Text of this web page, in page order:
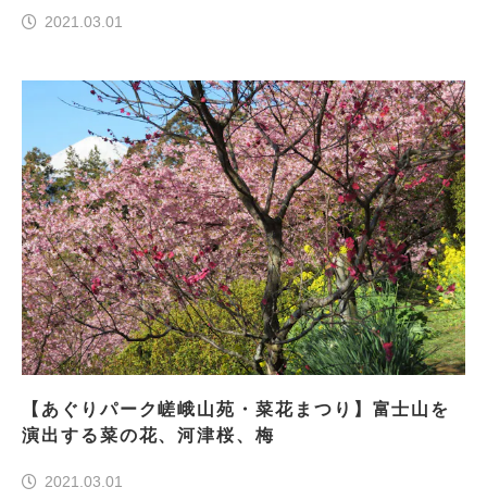
2021.03.01
【あぐりパーク嵯峨山苑・菜花まつり】富士山を
演出する菜の花、河津桜、梅
2021.03.01